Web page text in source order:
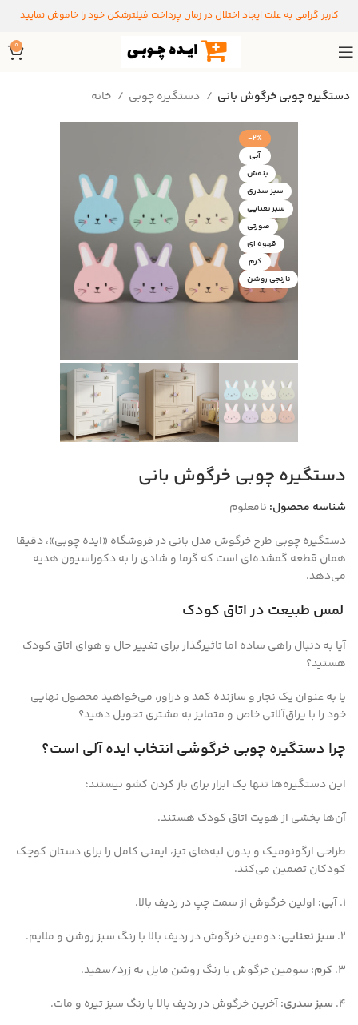
کاربر گرامی به علت ایجاد اختلال در زمان پرداخت فیلترشکن خود را خاموش نمایید
0
خانه دستگیره‌ چوبی دستگیره چوبی خرگوش بانی
-2%
آبی
بنفش
سبز سدری
سبز نعنایی
صورتی
قهوه ای
کرم
نارنجی روشن
دستگیره چوبی خرگوش بانی
شناسه محصول: نامعلوم
دستگیره چوبی طرح خرگوش مدل بانی در فروشگاه «ایده چوبی»، دقیقا
همان قطعه گمشده‌ای است که گرما و شادی را به دکوراسیون هدیه
می‌دهد.
لمس طبیعت در اتاق کودک
آیا به دنبال راهی ساده اما تاثیرگذار برای تغییر حال و هوای اتاق کودک
هستید؟
یا به عنوان یک نجار و سازنده کمد و دراور، می‌خواهید محصول نهایی
خود را با یراق‌آلاتی خاص و متمایز به مشتری تحویل دهید؟
چرا دستگیره چوبی خرگوشی انتخاب ایده آلی است؟
این دستگیره‌ها تنها یک ابزار برای باز کردن کشو نیستند؛
آن‌ها بخشی از هویت اتاق کودک هستند.
طراحی ارگونومیک و بدون لبه‌های تیز، ایمنی کامل را برای دستان کوچک
کودکان تضمین می‌کند.
۱. آبی: اولین خرگوش از سمت چپ در ردیف بالا.
۲. سبز نعنایی:دومین خرگوش در ردیف بالا با رنگ سبز روشن و ملایم.
۳. کرم: سومین خرگوش با رنگ روشن مایل به زرد/سفید.
۴. سبز سدری:آخرین خرگوش در ردیف بالا با رنگ سبز تیره و مات.